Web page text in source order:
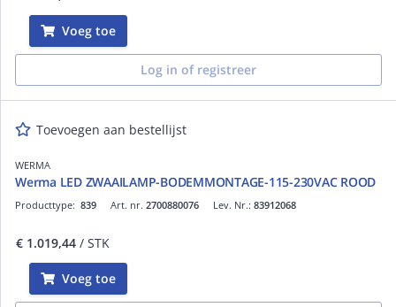
Voeg toe
Log in of registreer
Toevoegen aan bestellijst
WERMA
Werma LED ZWAAILAMP-BODEMMONTAGE-115-230VAC ROOD
Art. nr. 2700880076
Producttype: 839 Lev. Nr.: 83912068
€ 1.019,44 / STK
Voeg toe